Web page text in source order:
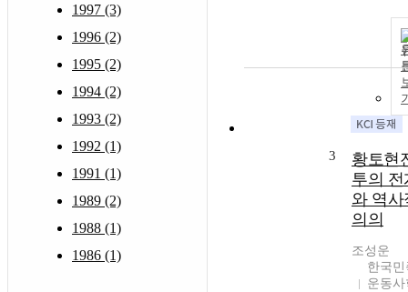
1997 (3)
1996 (2)
1995 (2)
1994 (2)
1993 (2)
1992 (1)
1991 (1)
1989 (2)
1988 (1)
1986 (1)
3
황토현
투의 전
와 역사
의의
조성운
한국민
운동사